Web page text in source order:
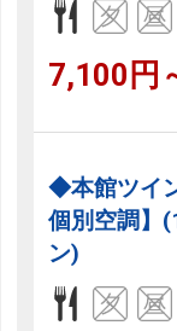
7,100円
◆本館ツイ
個別空調】
ン)